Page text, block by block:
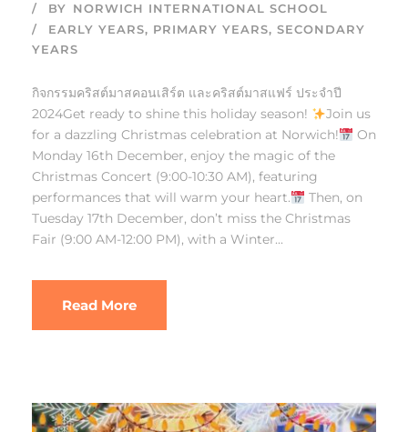
BY NORWICH INTERNATIONAL SCHOOL
EARLY YEARS, PRIMARY YEARS, SECONDARY
YEARS
กิจกรรมคริสต์มาสคอนเสิร์ต และคริสต์มาสแฟร์ ประจำปี
2024Get ready to shine this holiday season!
Join us
for a dazzling Christmas celebration at Norwich!
On
Monday 16th December, enjoy the magic of the
Christmas Concert (9:00-10:30 AM), featuring
performances that will warm your heart.
Then, on
Tuesday 17th December, don’t miss the Christmas
Fair (9:00 AM-12:00 PM), with a Winter...
Read More